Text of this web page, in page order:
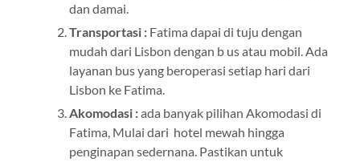
dan damai.
Transportasi : Fatima dapai di tuju dengan
mudah dari Lisbon dengan b us atau mobil. Ada
layanan bus yang beroperasi setiap hari dari
Lisbon ke Fatima.
Akomodasi :ada banyak pilihan Akomodasi di
Fatima, Mulai dari hotel mewah hingga
penginapan sedernana. Pastikan untuk